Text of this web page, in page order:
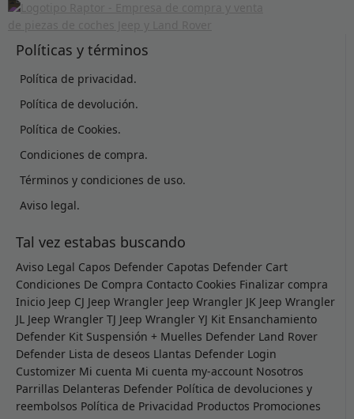
Políticas y términos
Política de privacidad.
Política de devolución.
Política de Cookies.
Condiciones de compra.
Términos y condiciones de uso.
Aviso legal.
Tal vez estabas buscando
Aviso Legal Capos Defender Capotas Defender Cart
Condiciones De Compra Contacto Cookies Finalizar compra
Inicio Jeep CJ Jeep Wrangler Jeep Wrangler JK Jeep Wrangler
JL Jeep Wrangler TJ Jeep Wrangler YJ Kit Ensanchamiento
Defender Kit Suspensión + Muelles Defender Land Rover
Defender Lista de deseos Llantas Defender Login
Customizer Mi cuenta Mi cuenta my-account Nosotros
Parrillas Delanteras Defender Política de devoluciones y
reembolsos Política de Privacidad Productos Promociones